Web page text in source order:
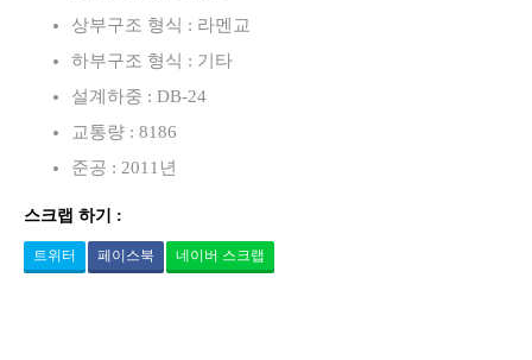
상부구조 형식 : 라멘교
하부구조 형식 : 기타
설계하중 : DB-24
교통량 : 8186
준공 : 2011년
스크랩 하기 :
트위터 페이스북 네이버 스크랩